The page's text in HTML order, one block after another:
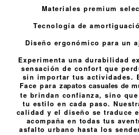
Materiales premium
Tecnología de
Diseño ergonómico para un
Experimenta una durabilidad
sensación de confort que
sin importar tus actividades.
Face para
zapatos casuales de
te brindan confianza, sino
tu estilo en cada paso.
calidad y el diseño se traduce
acompaña en todas tus
asfalto urbano hasta los